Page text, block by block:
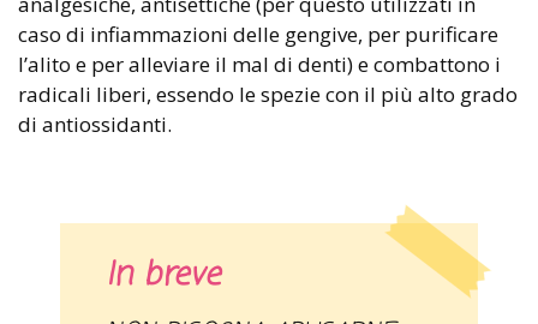
caso di infiammazioni delle gengive, per purificare
l’alito e per alleviare il mal di denti) e combattono i
radicali liberi, essendo le spezie con il più alto grado
di antiossidanti.
In breve